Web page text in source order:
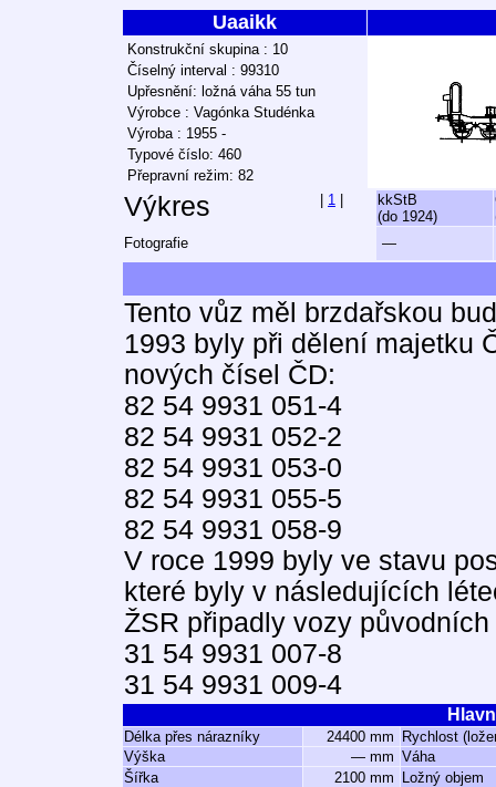
Uaaikk
Konstrukční skupina : 10
Číselný interval : 99310
Upřesnění: ložná váha 55 tun
Výrobce : Vagónka Studénka
Výroba : 1955 -
Typové číslo: 460
Přepravní režim: 82
Výkres 1
kkStB
(do 1924)
Fotografie
—
Tento vůz měl brzdařskou
1993 byly při dělení majetku
nových čísel ČD:
82 54 9931 051-4
82 54 9931 052-2
82 54 9931 053-0
82 54 9931 055-5
82 54 9931 058-9
V roce 1999 byly ve stavu
které byly v následujících
ŽSR připadly vozy
31 54 9931 007-8
31 54 9931 009-4
Délka přes nárazníky 24400 mm
Rychlost
Výška
— mm Váha
Šířka
2100 mm
Ložný objem